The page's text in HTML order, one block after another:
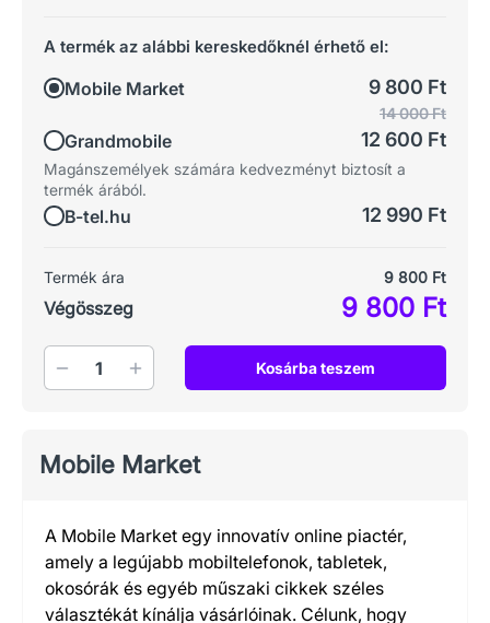
A termék az alábbi kereskedőknél érhető el:
Mobile Market 9 800 Ft
Grandmobile
14 000 Ft
12 600 Ft
Magánszemélyek számára kedvezményt biztosít a
termék árából.
B-tel.hu 12 990 Ft
Termék ára 9 800 Ft
Végösszeg 9 800 Ft
Mennyiség Kosárba teszem
Mobile Market
A Mobile Market egy innovatív online piactér,
amely a legújabb mobiltelefonok, tabletek,
okosórák és egyéb műszaki cikkek széles
választékát kínálja vásárlóinak. Célunk, hogy